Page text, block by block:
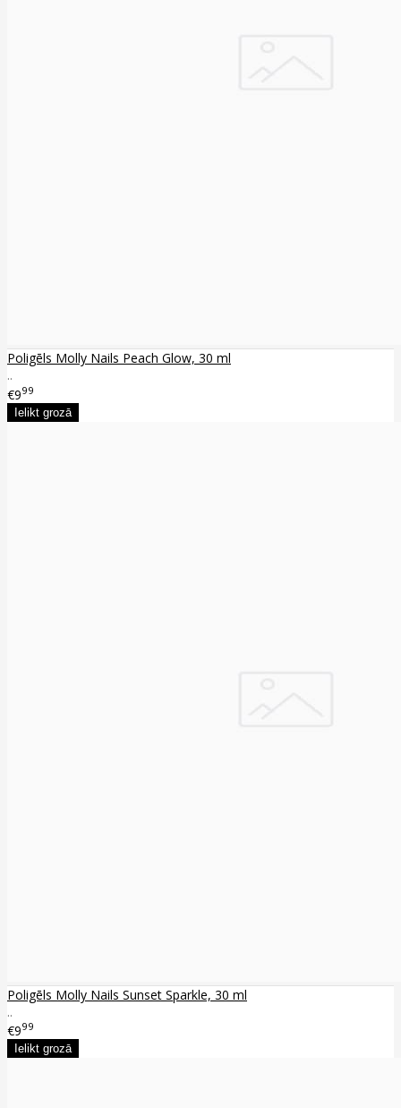
Poligēls Molly Nails Peach Glow, 30 ml
..
€999
Poligēls Molly Nails Sunset Sparkle, 30 ml
..
€999